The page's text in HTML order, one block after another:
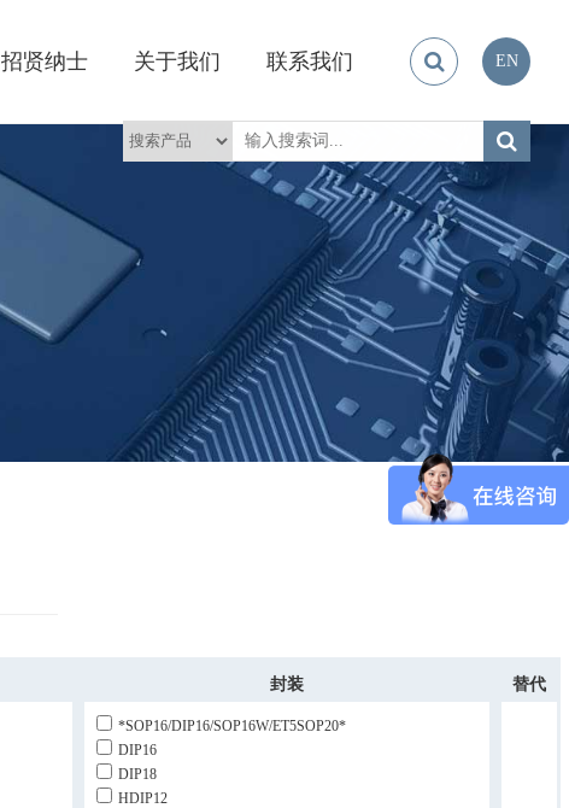
EN
招贤纳士 关于我们 联系我们
封装 替代
*SOP16/DIP16/SOP16W/ET5SOP20*
DIP16
DIP18
HDIP12